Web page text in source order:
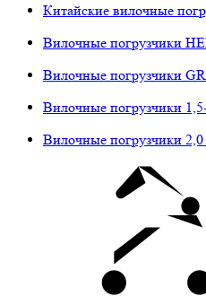
Китайские вилочные
Вилочные погрузчики
Вилочные погрузчики
Вилочные погрузчики
Вилочные погрузчики 2,0